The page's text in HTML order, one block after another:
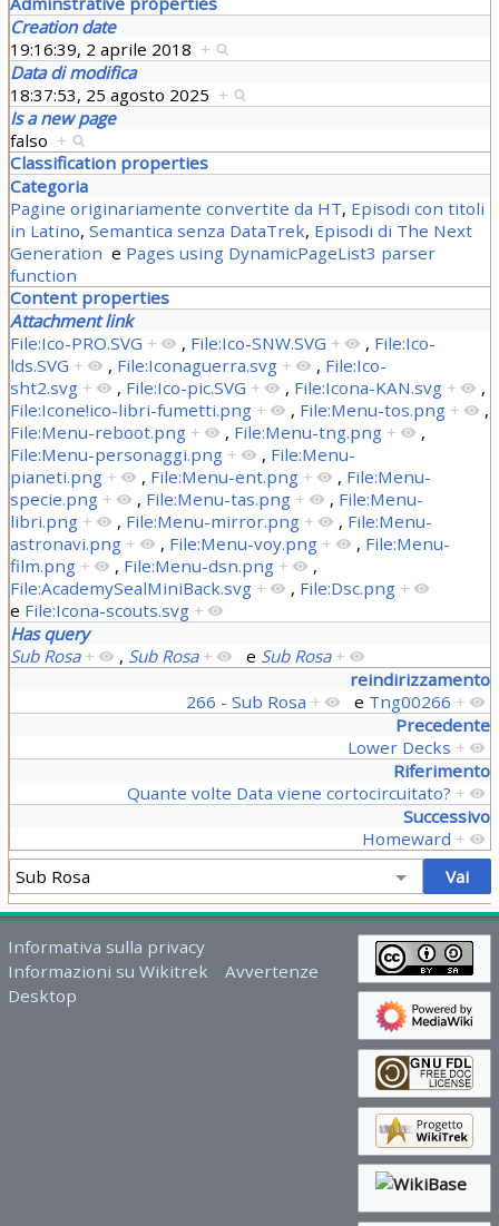
Creation date
19:16:39, 2 aprile 2018 +
Data di modifica
18:37:53, 25 agosto 2025 +
Is a new page
falso +
Classification properties
Categoria
Pagine originariamente convertite da HT, Episodi con titoli
in Latino, Semantica senza DataTrek, Episodi di The Next
Generation e Pages using DynamicPageList3 parser
function
Content properties
Attachment link
File:Ico-PRO.SVG + , File:Ico-SNW.SVG + , File:Ico-
lds.SVG + , File:Iconaguerra.svg + , File:Ico-
sht2.svg + , File:Ico-pic.SVG + , File:Icona-KAN.svg +
,
File:Icone!ico-libri-fumetti.png + , File:Menu-tos.png +
,
File:Menu-reboot.png + , File:Menu-tng.png +
,
File:Menu-personaggi.png + , File:Menu-
pianeti.png + , File:Menu-ent.png + , File:Menu-
specie.png + , File:Menu-tas.png + , File:Menu-
libri.png + , File:Menu-mirror.png + , File:Menu-
astronavi.png + , File:Menu-voy.png + , File:Menu-
film.png + , File:Menu-dsn.png +
,
File:AcademySealMiniBack.svg + , File:Dsc.png +
e File:Icona-scouts.svg +
Has query
Sub Rosa + , Sub Rosa + e Sub Rosa +
reindirizzamento
266 - Sub Rosa + e Tng00266 +
Precedente
Lower Decks +
Riferimento
Quante volte Data viene cortocircuitato? +
Successivo
Homeward +
Informativa sulla privacy
Informazioni su Wikitrek
Avvertenze
Desktop